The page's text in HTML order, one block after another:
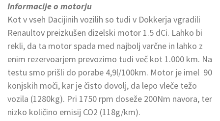
Informacije o motorju
Kot v vseh Dacijinih vozilih so tudi v Dokkerja vgradili
Renaultov preizkušen dizelski motor 1.5 dCi. Lahko bi
rekli, da ta motor spada med najbolj varčne in lahko z
enim rezervoarjem prevozimo tudi več kot 1.000 km. Na
testu smo prišli do porabe 4,9l/100km. Motor je imel 90
konjskih moči, kar je čisto dovolj, da lepo vleče težo
vozila (1280kg). Pri 1750 rpm doseže 200Nm navora, ter
nizko količino emisij CO2 (118g/km).